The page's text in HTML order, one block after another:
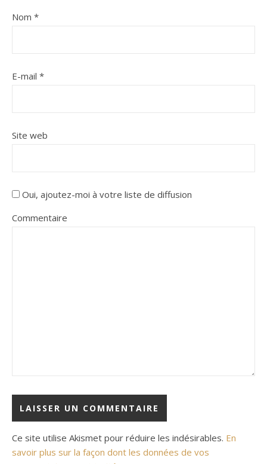
Nom *
E-mail *
Site web
Oui, ajoutez-moi à votre liste de diffusion
Commentaire
Ce site utilise Akismet pour réduire les indésirables. En
savoir plus sur la façon dont les données de vos